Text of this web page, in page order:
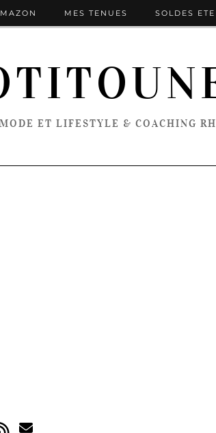
ET LIFESTYLE & COACHING RH
MES TENUES SOLDES